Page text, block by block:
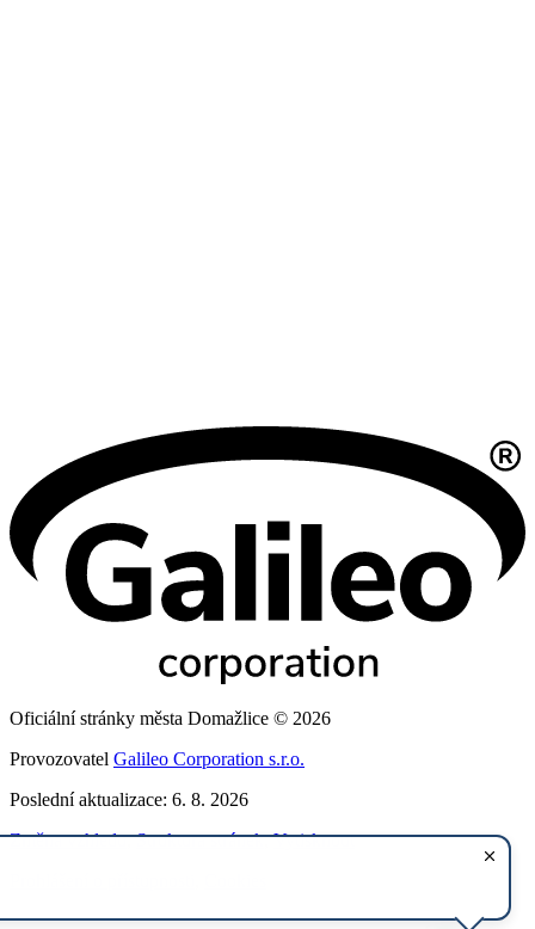
Oficiální stránky města Domažlice © 2026
Provozovatel Galileo Corporation s.r.o.
Poslední aktualizace: 6. 8. 2026
Změna vzhledu,Struktura stránek,Vytisknout